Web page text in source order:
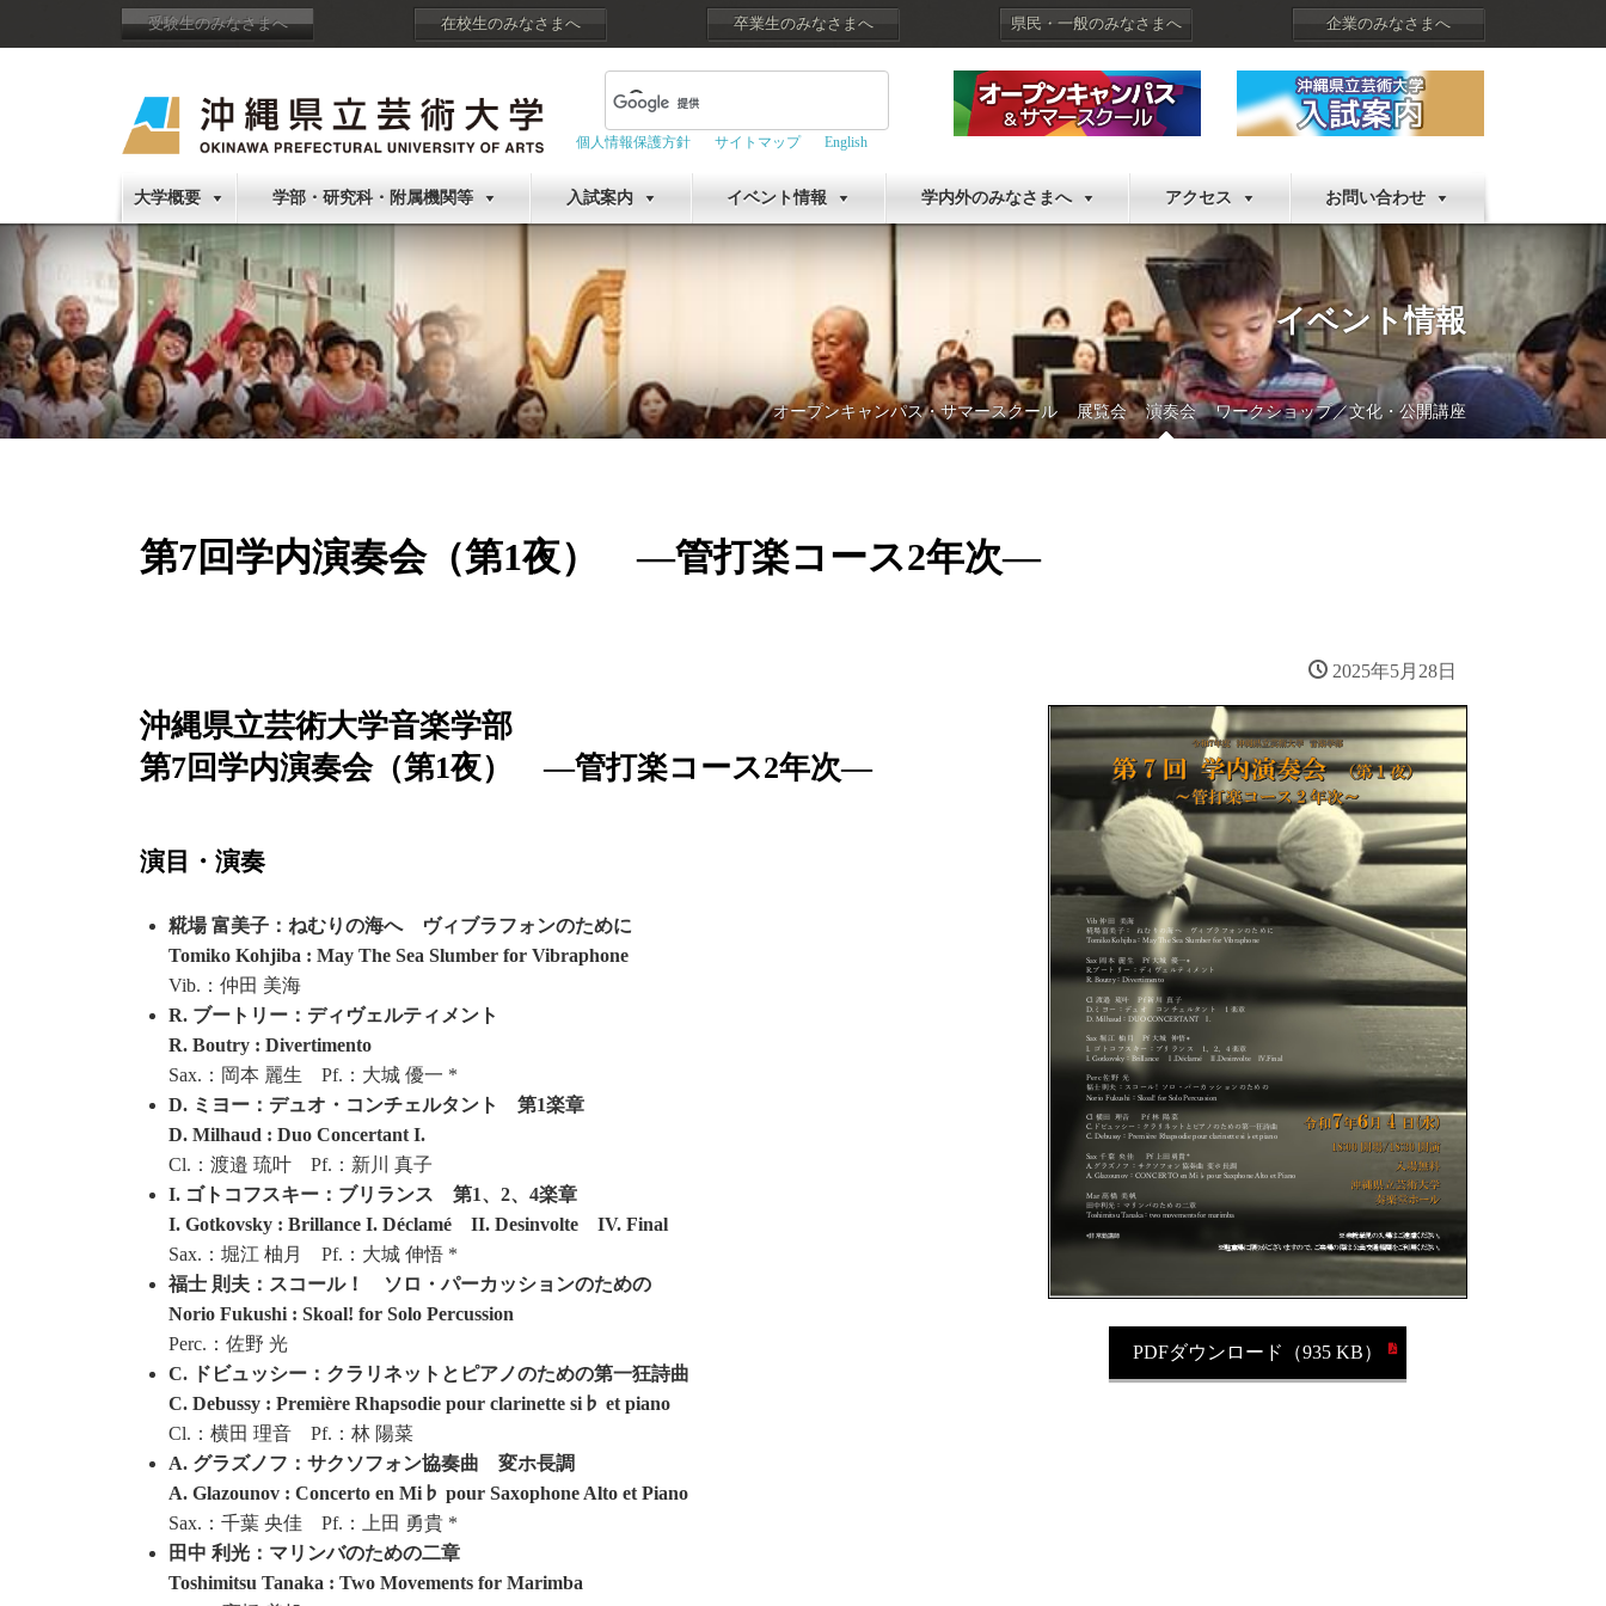
受験生のみなさまへ 在校生のみなさまへ 卒業生のみなさまへ 県民・一般のみなさまへ 企業のみなさまへ
個人情報保護方針 サイトマップ English
大学概要 学部・研究科・附属機関等 入試案内 イベント情報 学内外のみなさまへ アクセス お問い合わせ
イベント情報
オープンキャンパス・サマースクール 展覧会 演奏会 ワークショップ／文化・公開講座
第7回学内演奏会（第1夜） ―管打楽コース2年次―
2025年5月28日
沖縄県立芸術大学音楽学部
第7回学内演奏会（第1夜） ―管打楽コース2年次―
演目・演奏
糀場 富美子：ねむりの海へ ヴィブラフォンのために
Tomiko Kohjiba : May The Sea Slumber for Vibraphone
Vib.：仲田 美海
R. ブートリー：ディヴェルティメント
R. Boutry : Divertimento
Sax.：岡本 麗生 Pf.：大城 優一 *
D. ミヨー：デュオ・コンチェルタント 第1楽章
D. Milhaud : Duo Concertant I.
Cl.：渡邉 琉叶 Pf.：新川 真子
I. ゴトコフスキー：ブリランス 第1、2、4楽章
I. Gotkovsky : Brillance I. Déclamé II. Desinvolte IV. Final
Sax.：堀江 柚月 Pf.：大城 伸悟 *
福士 則夫：スコール！ ソロ・パーカッションのための
Norio Fukushi : Skoal! for Solo Percussion
Perc.：佐野 光
C. ドビュッシー：クラリネットとピアノのための第一狂詩曲
C. Debussy : Première Rhapsodie pour clarinette si♭ et piano
Cl.：横田 理音 Pf.：林 陽菜
A. グラズノフ：サクソフォン協奏曲 変ホ長調
A. Glazounov : Concerto en Mi♭ pour Saxophone Alto et Piano
Sax.：千葉 央佳 Pf.：上田 勇貴 *
田中 利光：マリンバのための二章
Toshimitsu Tanaka : Two Movements for Marimba
PDFダウンロード（935 KB）